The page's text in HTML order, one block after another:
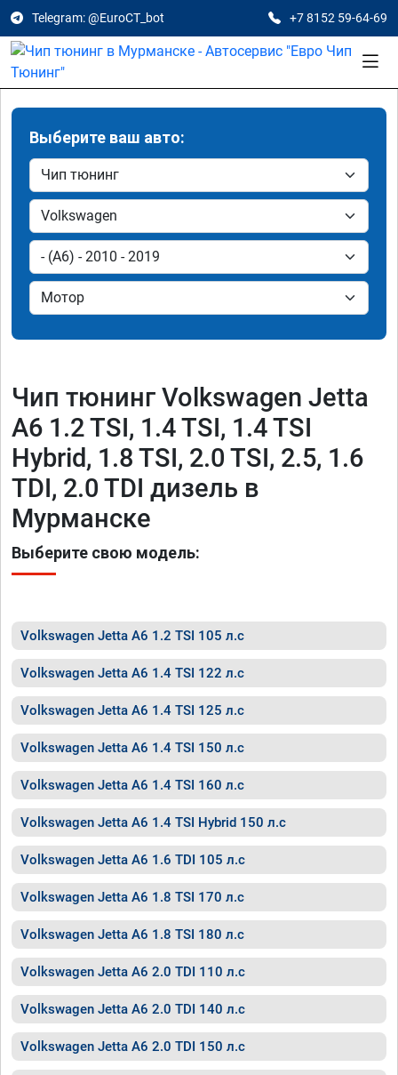
Telegram: @EuroCT_bot +7 8152 59-64-69
Выберите ваш авто:
Чип тюнинг Volkswagen Jetta
A6 1.2 TSI, 1.4 TSI, 1.4 TSI
Hybrid, 1.8 TSI, 2.0 TSI, 2.5, 1.6
TDI, 2.0 TDI дизель в
Мурманске
Выберите свою модель:
Volkswagen Jetta A6 1.2 TSI 105 л.с
Volkswagen Jetta A6 1.4 TSI 122 л.с
Volkswagen Jetta A6 1.4 TSI 125 л.с
Volkswagen Jetta A6 1.4 TSI 150 л.с
Volkswagen Jetta A6 1.4 TSI 160 л.с
Volkswagen Jetta A6 1.4 TSI Hybrid 150 л.с
Volkswagen Jetta A6 1.6 TDI 105 л.с
Volkswagen Jetta A6 1.8 TSI 170 л.с
Volkswagen Jetta A6 1.8 TSI 180 л.с
Volkswagen Jetta A6 2.0 TDI 110 л.с
Volkswagen Jetta A6 2.0 TDI 140 л.с
Volkswagen Jetta A6 2.0 TDI 150 л.с